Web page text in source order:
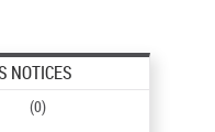
NOTICES
(0)